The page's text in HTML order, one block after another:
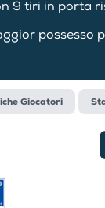
9 tiri in porta
possesso
Giocatori